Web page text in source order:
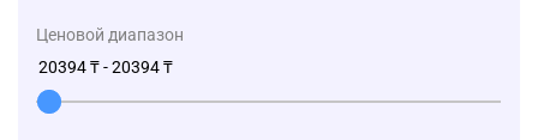
Ценовой диапазон